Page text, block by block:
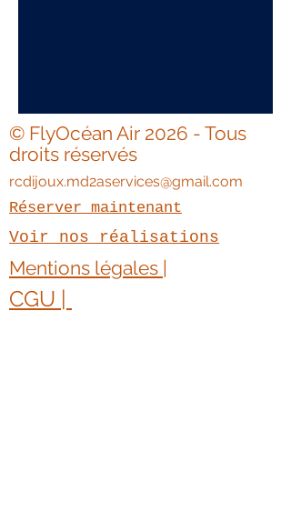
© FlyOcéan Air 2026 - Tous
droits réservés
rcdijoux.md2aservices@gmail.com
Réserver maintenant
Voir nos réalisations
Mentions légales |
CGU | ​